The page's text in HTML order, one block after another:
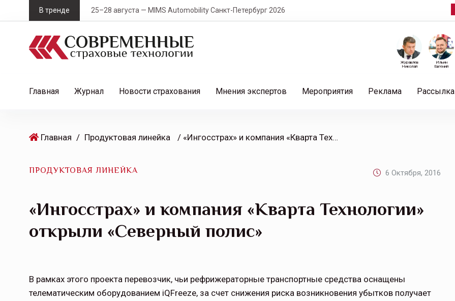
k
В тренде 25–28 августа — MIMS Automobility Санкт-Петербург 2026
Ильин
Евгений
Журавлев
Николай
Главная Журнал Новости страхования Мнения экспертов Мероприятия Реклама Рассылка
Главная / Продуктовая линейка / «Ингосстрах» и компания «Кварта Технологии» открыли «Северный полис»
ПРОДУКТОВАЯ ЛИНЕЙКА 6 Октября, 2016
«Ингосстрах» и компания «Кварта Технологии»
открыли «Северный полис»
В рамках этого проекта перевозчик, чьи рефрижераторные транспортные средства оснащены
телематическим оборудованием iQFreeze, за счет снижения риска возникновения убытков получает